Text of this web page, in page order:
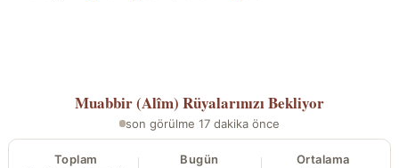
Muabbir (Alîm) Rüyalarınızı Bekliyor
son görülme 17 dakika önce
Toplam Bugün Ortalama